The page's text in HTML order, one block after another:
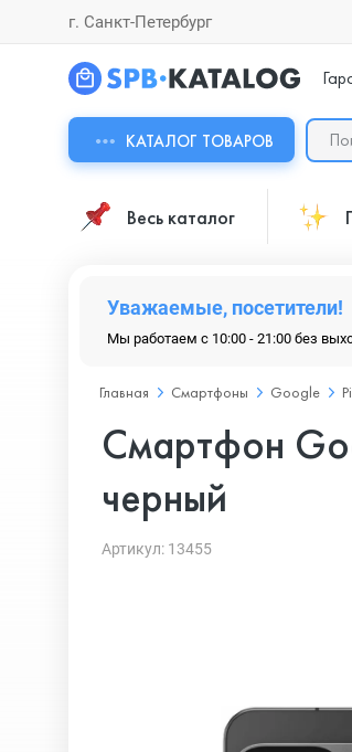
г. Санкт-Петербург
КАТАЛОГ ТОВАРОВ
Весь каталог
Уважаемые, посетители!
Мы работаем с 10:00 - 21:00 без
Главная Смартфоны Google
Смартфон
черный
Артикул: 13455